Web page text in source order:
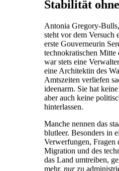
Stabilität
Antonia Gregory-
steht vor dem Versuch
erste Gouverneurin
technokratischen Mitte
war stets eine
eine Architektin des
Amtszeiten verliefen
ideenarm. Sie hat
aber auch keine
hinterlassen.
Manche nennen das
blutleer. Besonders in
Verwerfungen, Fragen
Migration und des
das Land umtreiben,
mehr, nurzu